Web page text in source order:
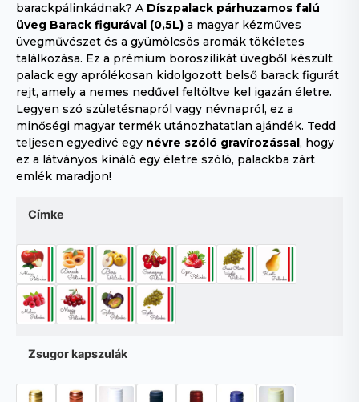
barackpálinkádnak? A Díszpalack párhuzamos falú
üveg Barack figurával (0,5L) a magyar kézműves
üvegművészet és a gyümölcsös aromák tökéletes
találkozása. Ez a prémium boroszilikát üvegből készült
palack egy aprólékosan kidolgozott belső barack figurát
rejt, amely a nemes nedűvel feltöltve kel igazán életre.
Legyen szó születésnapról vagy névnapról, ez a
minőségi magyar termék utánozhatatlan ajándék. Tedd
teljesen egyedivé egy névre szóló gravírozással , hogy
ez a látványos kínáló egy életre szóló, palackba zárt
emlék maradjon!
Címke
Zsugor kapszulák